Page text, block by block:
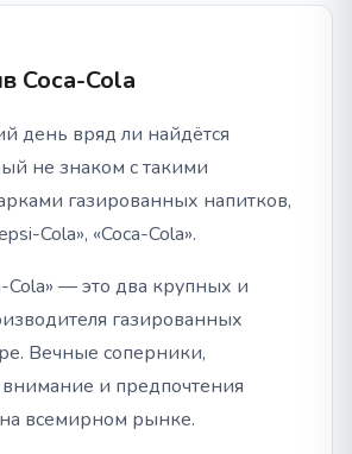
Coca-Cola
день вряд ли найдётся
не знаком с такими
газированных напитков,
Cola», «Coca-Cola».
Cola» — это два крупных и
газированных
Вечные соперники,
и предпочтения
всемирном рынке.